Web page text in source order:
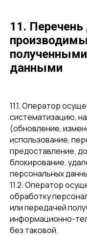
11. Перечень
данными
11.1. Оператор
систематизацию,
(обновление,
использование,
предоставление,
блокирование,
персональных
11.2. Оператор
обработку
или передачей
информационно-
без таковой.